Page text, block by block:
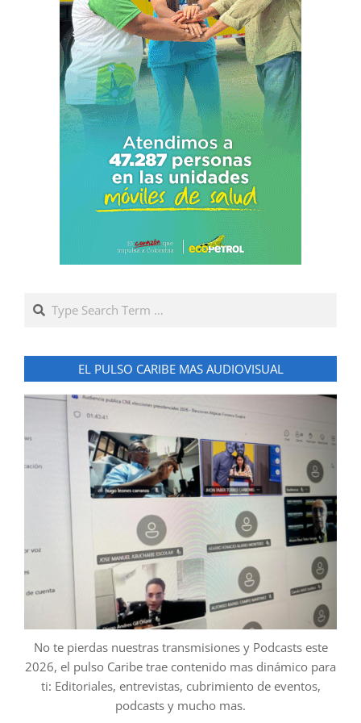
Search
EL PULSO CARIBE MAS AUDIOVISUAL
No te pierdas nuestras transmisiones y Podcasts este
2026, el pulso Caribe trae contenido mas dinámico para
ti: Editoriales, entrevistas, cubrimiento de eventos,
podcasts y mucho mas.